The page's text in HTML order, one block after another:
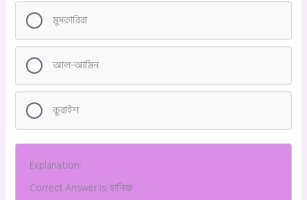
মুসতারিবা
আল-আমিন
কুরাইশ
Explanation:
Correct Answer is: হানিফ